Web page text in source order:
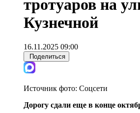
тротуаров на
Кузнечной
16.11.2025 09:00
Поделиться
Источник фото: Соцсети
Дорогу сдали еще в конце